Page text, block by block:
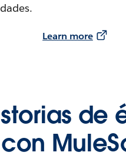
Learn more
de
con